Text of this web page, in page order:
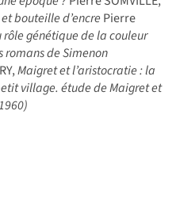
bouteille d’encre Pierre
rôle génétique de la couleur
romans de Simenon
Maigret et l’aristocratie : la
village. étude de Maigret et